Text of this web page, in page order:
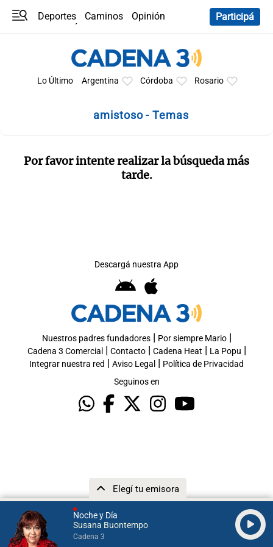
Noche y Día
Susana Buontempo
Cadena 3
Elegí tu emisora
Deportes Caminos
Opinión
Participá
Lo Último Argentina Córdoba Rosario
amistoso - Temas
Por favor intente realizar la búsqueda más
tarde.
Descargá nuestra App
Nuestros padres fundadores| Por siempre Mario|
Cadena 3 Comercial | Contacto| Cadena Heat | La Popu |
Integrar nuestra red | Aviso Legal | Política de Privacidad
Seguinos en